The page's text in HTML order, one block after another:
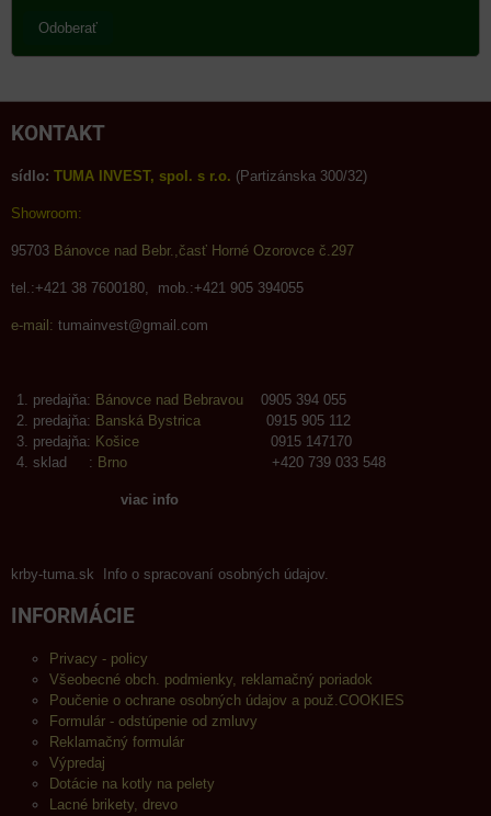
Odoberať
KONTAKT
sídlo: TUMA INVEST, spol. s r.o. (Partizánska 300/32)
Showroom:
95703 Bánovce nad Bebr.,časť Horné Ozorovce č.297
tel.:+421 38 7600180, mob.:+421 905 394055
e-mail: tumainvest@gmail.com
predajňa: Bánovce nad Bebravou 0905 394 055
predajňa: Banská Bystrica 0915 905 112
predajňa: Košice 0915 147170
sklad : Brno +420 739 033 548
viac info
krby-tuma.sk Info o spracovaní osobných údajov.
INFORMÁCIE
Privacy - policy
Všeobecné obch. podmienky, reklamačný poriadok
Poučenie o ochrane osobných údajov a použ.COOKIES
Formulár - odstúpenie od zmluvy
Reklamačný formulár
Výpredaj
Dotácie na kotly na pelety
Lacné brikety, drevo